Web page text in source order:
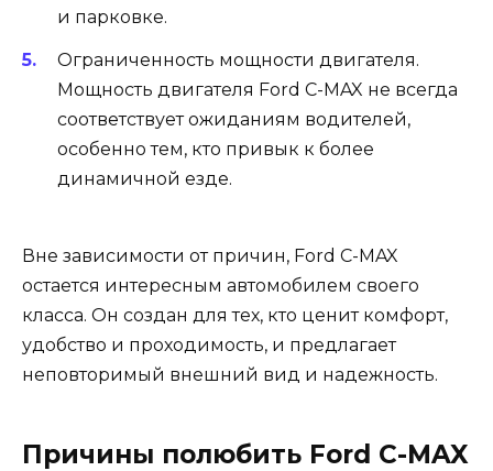
и парковке.
Ограниченность мощности двигателя.
Мощность двигателя Ford C-MAX не всегда
соответствует ожиданиям водителей,
особенно тем, кто привык к более
динамичной езде.
Вне зависимости от причин, Ford C-MAX
остается интересным автомобилем своего
класса. Он создан для тех, кто ценит комфорт,
удобство и проходимость, и предлагает
неповторимый внешний вид и надежность.
Причины полюбить Ford C-MAX